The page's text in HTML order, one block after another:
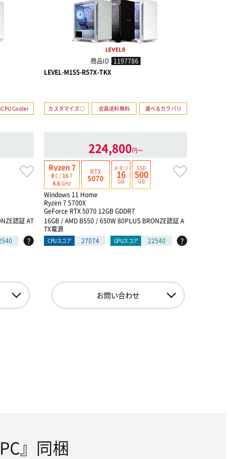
Cooler
認証 AT
?
商品ID 1197786
LEVEL-M155-R57X-TKX
カスタマイズ○ 会員送料無料 選べるカラバリ
224,800円〜
Ryzen 7
8C /16T
4.6GHz
RTX
5070
メモリ
16
GB
SSD
500
GB
Windows 11 Home
Ryzen 7 5700X
GeForce RTX 5070 12GB GDDR7
16GB / AMD B550 / 650W 80PLUS BRONZE認証 A
TX電源
CPUスコア 27074 GPUスコア 22540 ?
お問い合わせ
』同梱